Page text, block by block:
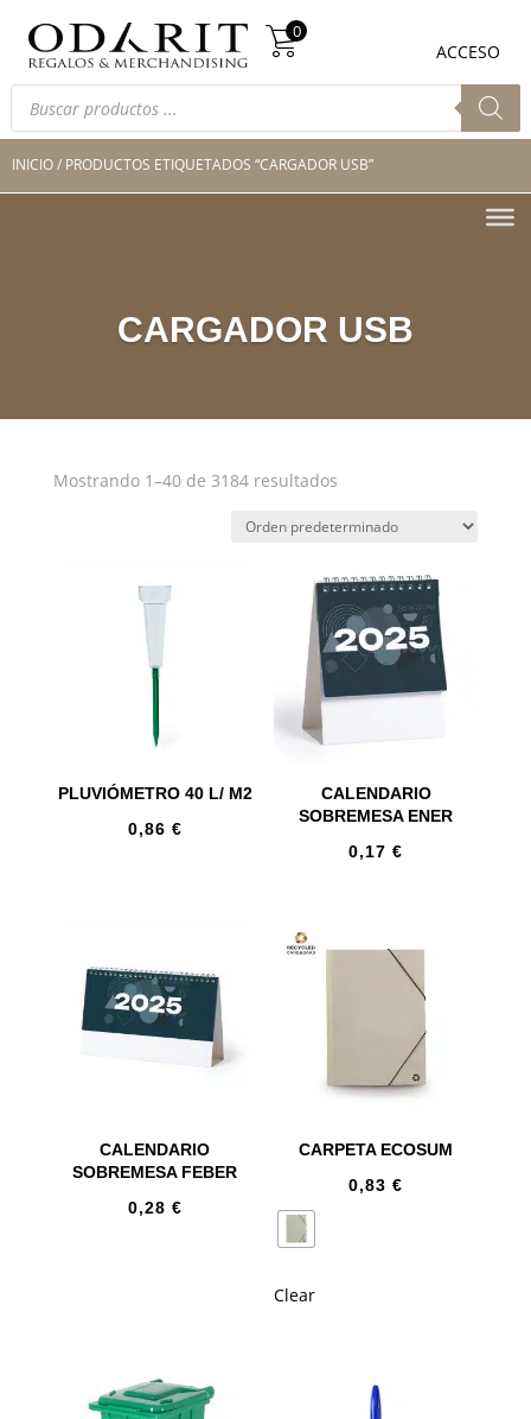
Búsqueda
de
productos
0
ACCESO
0
Búsqueda
productos
INICIO/ PRODUCTOS ETIQUETADOS “CARGADOR USB”
CARGADOR USB
Mostrando 1–40 de 3184 resultados
PLUVIÓMETRO 40 L/ M2
0,86 €
CALENDARIO
SOBREMESA ENER
0,17€
CALENDARIO
SOBREMESA FEBER
0,28 €
CARPETA ECOSUM
0,83€
Clear